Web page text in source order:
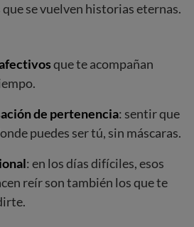
se vuelven historias eternas.
que te acompañan
de pertenencia: sentir que
puedes ser tú, sin máscaras.
: en los días difíciles, esos
reír son también los que te